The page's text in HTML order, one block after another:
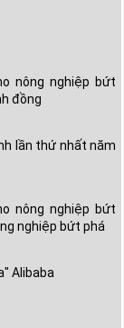
nông nghiệp bứt
đồng
lần thứ nhất năm
nông nghiệp bứt
nghiệp bứt phá
Alibaba